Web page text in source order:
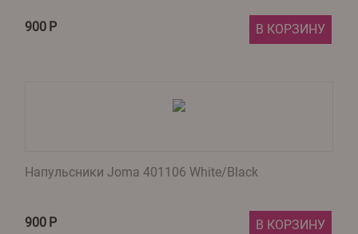
900 Р В КОРЗИНУ
Напульсники Joma 401106 White/Black
900 Р В КОРЗИНУ